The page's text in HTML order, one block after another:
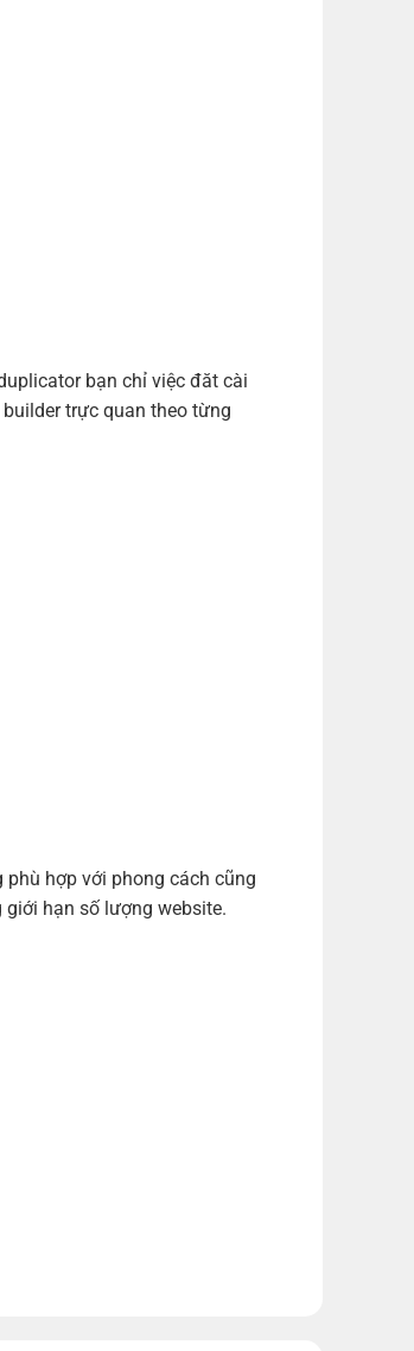
bạn chỉ việc đăt cài
trực quan theo từng
hợp với phong cách cũng
hạn số lượng website.